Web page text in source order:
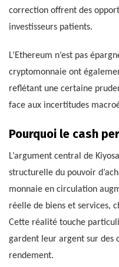
correction offrent des
investisseurs patients.
L’Ethereum n’est pas
cryptomonnaie ont
reflétant une certaine
face aux incertitudes
Pourquoi le cash
L’argument central de
structurelle du pouvoir
monnaie en circulation
réelle de biens et services,
Cette réalité touche
gardent leur argent sur des
rendement.